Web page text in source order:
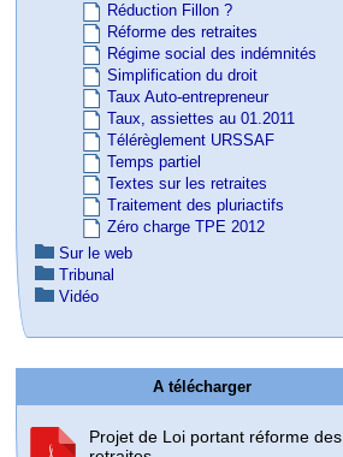
Réduction Fillon ?
Réforme des retraites
Régime social des indémnités
Simplification du droit
Taux Auto-entrepreneur
Taux, assiettes au 01.2011
Télérèglement URSSAF
Temps partiel
Textes sur les retraites
Traitement des pluriactifs
Zéro charge TPE 2012
Sur le web
Tribunal
Vidéo
A télécharger
Projet de Loi portant réforme des